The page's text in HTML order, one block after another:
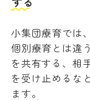
小集団療育では
個別療育とは違
を共有する、相
を受け止めるな
ます。